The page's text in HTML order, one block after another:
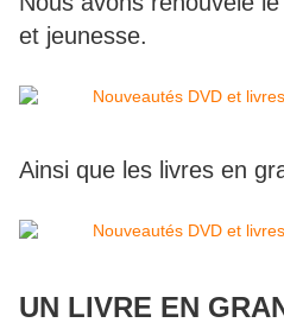
et jeunesse.
Ainsi que les livres en
UN LIVRE EN